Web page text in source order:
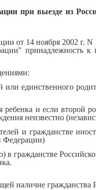
при выезде из
от 14 ноября 2002 г.
принадлежность
единственного
и если второй
неизвестно
и гражданстве
Федерации)
в гражданстве
наличие гражданства